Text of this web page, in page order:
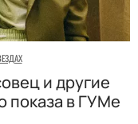
и другие
показа в ГУМе